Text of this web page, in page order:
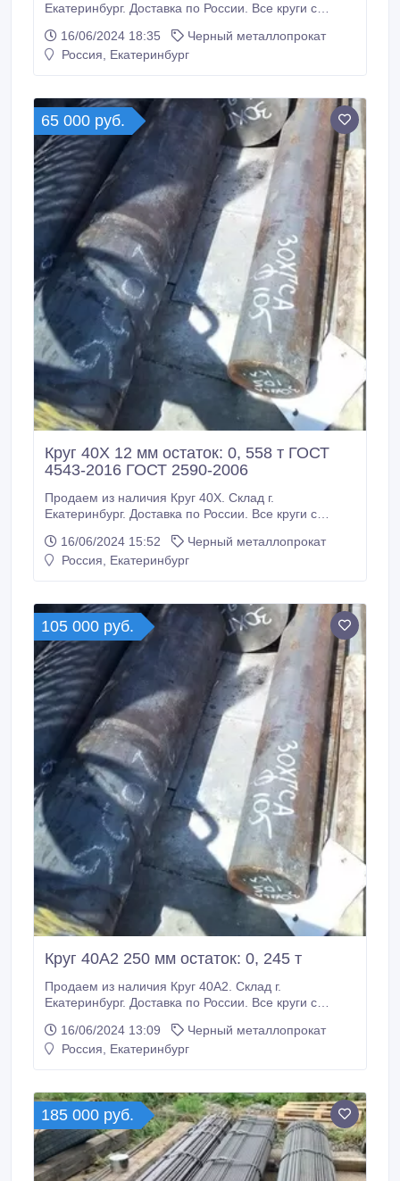
Екатеринбург. Доставка по России. Все круги с
мм, остаток: 0, 002 т ГОСТ 5949-75 ГОСТ 7417-75,
270000 руб. с НДС * ООО МХ «Стали Урала» г.
16/06/2024 18:35
Черный металлопрокат
Россия, Екатеринбург
65 000 руб.
Круг 40Х 12 мм остаток: 0, 558 т ГОСТ
4543-2016 ГОСТ 2590-2006
Продаем из наличия Круг 40Х. Склад г.
Екатеринбург. Доставка по России. Все круги с
остаток: 0, 558 т ГОСТ 4543-2016 ГОСТ 2590-2006,
65000 руб. с НДС * Еще из наличия: * Круг 40Х 280
16/06/2024 15:52
Черный металлопрокат
Россия, Екатеринбург
105 000 руб.
Круг 40А2 250 мм остаток: 0, 245 т
Продаем из наличия Круг 40А2. Склад г.
Екатеринбург. Доставка по России. Все круги с
мм, остаток: 0, 245 т , 105000 руб. с НДС * ООО МХ
«Стали Урала» г. Екатеринбург, ул. Энгельса, д. 36,
16/06/2024 13:09
Черный металлопрокат
Россия, Екатеринбург
185 000 руб.